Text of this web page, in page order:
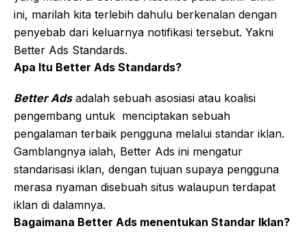
ini, marilah kita terlebih dahulu berkenalan dengan
penyebab dari keluarnya notifikasi tersebut. Yakni
Better Ads Standards.
Apa Itu Better Ads Standards?
Better Adsadalah sebuah asosiasi atau koalisi
pengembang untuk menciptakan sebuah
pengalaman terbaik pengguna melalui standar iklan.
Gamblangnya ialah, Better Ads ini mengatur
standarisasi iklan, dengan tujuan supaya pengguna
merasa nyaman disebuah situs walaupun terdapat
iklan di dalamnya.
Bagaimana Better Ads menentukan Standar Iklan?